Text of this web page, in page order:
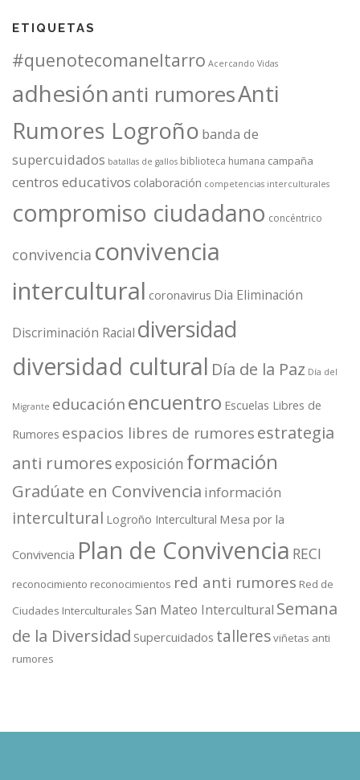
ETIQUETAS
#quenotecomaneltarro Acercando Vidas
adhesiónanti rumoresAnti
Rumores Logroño banda de
supercuidados batallas de gallos biblioteca humana campaña
centros educativos colaboración competencias interculturales
compromiso ciudadano concéntrico
convivencia convivencia
intercultural coronavirus Dia Eliminación
Discriminación Racial diversidad
diversidad cultural Día de la Paz Día del
Migrante educaciónencuentro Escuelas Libres de
Rumores espacios libres de rumores estrategia
anti rumoresexposición formación
Gradúate en Convivencia información
intercultural Logroño Intercultural Mesa por la
Convivencia Plan de Convivencia RECI
reconocimiento reconocimientos red anti rumores Red de
Ciudades Interculturales San Mateo Intercultural Semana
de la Diversidad Supercuidados talleresviñetas anti
rumores